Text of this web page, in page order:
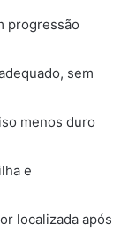
progressão
sem
menos duro
e
localizada após